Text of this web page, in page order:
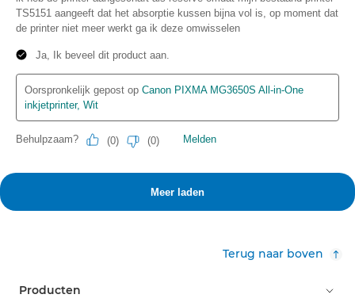
Terug naar boven
Producten